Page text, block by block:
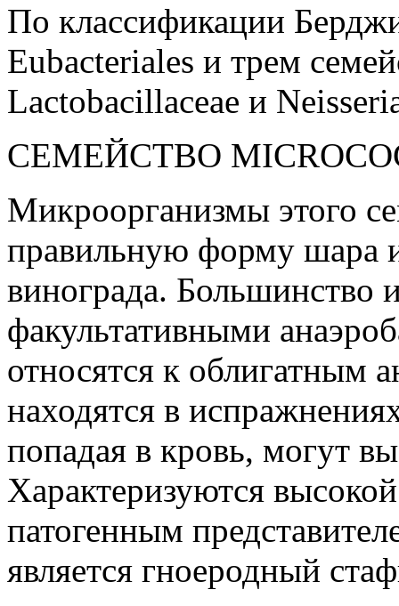
По классификации
Eubacteriales и трем
Lactobacillaceae и
СЕМЕЙСТВО
Микроорганизмы этого
правильную форму шара
винограда. Большинство
факультативными
относятся к облигатным
находятся в
попадая в кровь, могут
Характеризуются
патогенным
является гноеродный